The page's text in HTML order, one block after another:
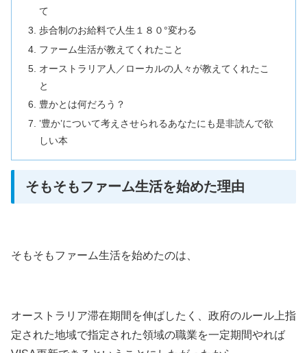
て
歩合制のお給料で人生１８０°変わる
ファーム生活が教えてくれたこと
オーストラリア人／ローカルの人々が教えてくれたこ
と
豊かとは何だろう？
’豊か’について考えさせられるあなたにも是非読んで欲
しい本
そもそもファーム生活を始めた理由
そもそもファーム生活を始めたのは、
オーストラリア滞在期間を伸ばしたく、政府のルール上指
定された地域で指定された領域の職業を一定期間やれば